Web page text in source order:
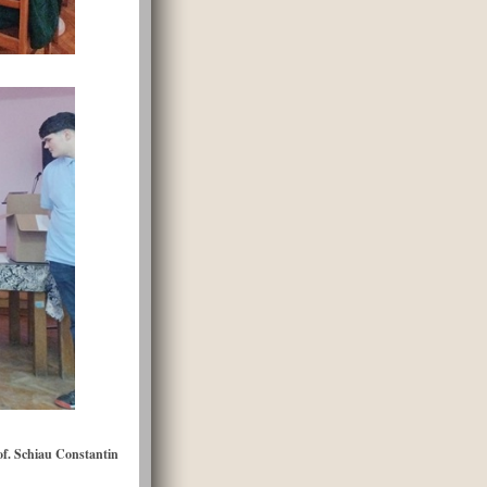
Schiau Constantin